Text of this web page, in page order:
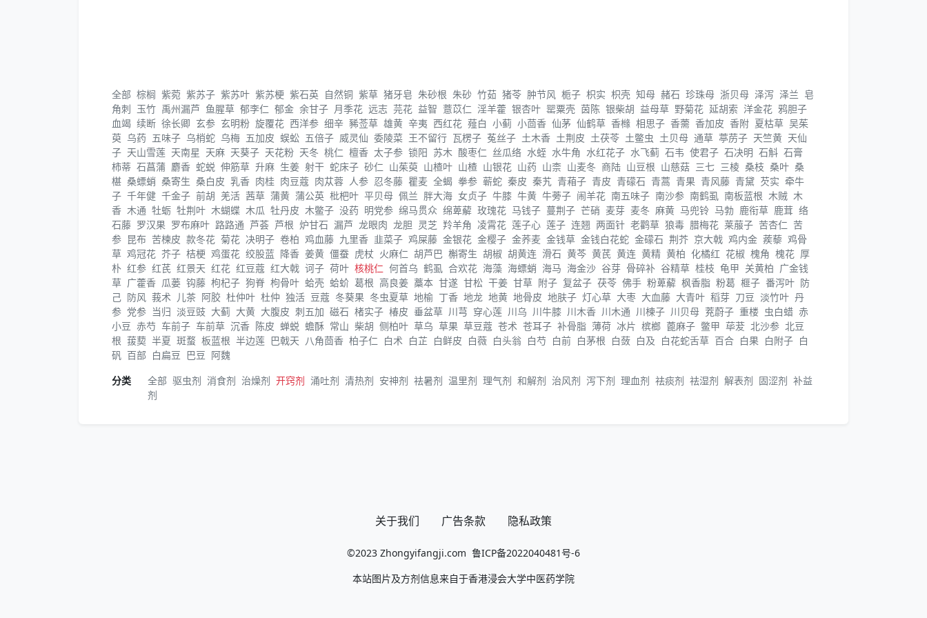
全部 棕榈 紫菀 紫苏子 紫苏叶 紫苏梗 紫石英 自然铜 紫草 猪牙皂 朱砂根 朱砂 竹茹 猪苓 肿节风 栀子 枳实 枳壳 知母 赭石 珍珠母 浙贝母 泽泻 泽兰 皂
角刺 玉竹 禹州漏芦 鱼腥草 郁李仁 郁金 余甘子 月季花 远志 芫花 益智 薏苡仁 淫羊藿 银杏叶 罂粟壳 茵陈 银柴胡 益母草 野菊花 延胡索 洋金花 鸦胆子
血竭 续断 徐长卿 玄参 玄明粉 旋覆花 西洋参 细辛 豨莶草 雄黄 辛夷 西红花 薤白 小蓟 小茴香 仙茅 仙鹤草 香橼 相思子 香薷 香加皮 香附 夏枯草 吴茱
萸 乌药 五味子 乌梢蛇 乌梅 五加皮 蜈蚣 五倍子 威灵仙 委陵菜 王不留行 瓦楞子 菟丝子 土木香 土荆皮 土茯苓 土鳖虫 土贝母 通草 葶苈子 天竺黄 天仙
子 天山雪莲 天南星 天麻 天葵子 天花粉 天冬 桃仁 檀香 太子参 锁阳 苏木 酸枣仁 丝瓜络 水蛭 水牛角 水红花子 水飞蓟 石韦 使君子 石决明 石斛 石膏
柿蒂 石菖蒲 麝香 蛇蜕 伸筋草 升麻 生姜 射干 蛇床子 砂仁 山茱萸 山楂叶 山楂 山银花 山药 山柰 山麦冬 商陆 山豆根 山慈菇 三七 三棱 桑枝 桑叶 桑
椹 桑螵蛸 桑寄生 桑白皮 乳香 肉桂 肉豆蔻 肉苁蓉 人参 忍冬藤 瞿麦 全蝎 拳参 蕲蛇 秦皮 秦艽 青葙子 青皮 青礞石 青蒿 青果 青风藤 青黛 芡实 牵牛
子 千年健 千金子 前胡 羌活 茜草 蒲黄 蒲公英 枇杷叶 平贝母 佩兰 胖大海 女贞子 牛膝 牛黄 牛蒡子 闹羊花 南五味子 南沙参 南鹤虱 南板蓝根 木贼 木
香 木通 牡蛎 牡荆叶 木蝴蝶 木瓜 牡丹皮 木鳖子 没药 明党参 绵马贯众 绵萆薢 玫瑰花 马钱子 蔓荆子 芒硝 麦芽 麦冬 麻黄 马兜铃 马勃 鹿衔草 鹿茸 络
石藤 罗汉果 罗布麻叶 路路通 芦荟 芦根 炉甘石 漏芦 龙眼肉 龙胆 灵芝 羚羊角 凌霄花 莲子心 莲子 连翘 两面针 老鹳草 狼毒 腊梅花 莱菔子 苦杏仁 苦
参 昆布 苦楝皮 款冬花 菊花 决明子 卷柏 鸡血藤 九里香 韭菜子 鸡屎藤 金银花 金樱子 金荞麦 金钱草 金钱白花蛇 金礞石 荆芥 京大戟 鸡内金 蒺藜 鸡骨
草 鸡冠花 芥子 桔梗 鸡蛋花 绞股蓝 降香 姜黄 僵蚕 虎杖 火麻仁 胡芦巴 槲寄生 胡椒 胡黄连 滑石 黄芩 黄芪 黄连 黄精 黄柏 化橘红 花椒 槐角 槐花 厚
朴 红参 红芪 红景天 红花 红豆蔻 红大戟 诃子 荷叶 核桃仁 何首乌 鹤虱 合欢花 海藻 海螵蛸 海马 海金沙 谷芽 骨碎补 谷精草 桂枝 龟甲 关黄柏 广金钱
草 广藿香 瓜蒌 钩藤 枸杞子 狗脊 枸骨叶 蛤壳 蛤蚧 葛根 高良姜 藁本 甘遂 甘松 干姜 甘草 附子 复盆子 茯苓 佛手 粉萆薢 枫香脂 粉葛 榧子 番泻叶 防
己 防风 莪术 儿茶 阿胶 杜仲叶 杜仲 独活 豆蔻 冬葵果 冬虫夏草 地榆 丁香 地龙 地黄 地骨皮 地肤子 灯心草 大枣 大血藤 大青叶 稻芽 刀豆 淡竹叶 丹
参 党参 当归 淡豆豉 大蓟 大黄 大腹皮 刺五加 磁石 楮实子 椿皮 垂盆草 川芎 穿心莲 川乌 川牛膝 川木香 川木通 川楝子 川贝母 茺蔚子 重楼 虫白蜡 赤
小豆 赤芍 车前子 车前草 沉香 陈皮 蝉蜕 蟾酥 常山 柴胡 侧柏叶 草乌 草果 草豆蔻 苍术 苍耳子 补骨脂 薄荷 冰片 槟榔 蓖麻子 鳖甲 荜茇 北沙参 北豆
根 菝葜 半夏 斑蝥 板蓝根 半边莲 巴戟天 八角茴香 柏子仁 白术 白芷 白鲜皮 白薇 白头翁 白芍 白前 白茅根 白蔹 白及 白花蛇舌草 百合 白果 白附子 白
矾 百部 白扁豆 巴豆 阿魏
分类
全部 驱虫剂 消食剂 治燥剂 开窍剂 涌吐剂 清热剂 安神剂 祛暑剂 温里剂 理气剂 和解剂 治风剂 泻下剂 理血剂 祛痰剂 祛湿剂 解表剂 固涩剂 补益
剂
关于我们 广告条款 隐私政策
©2023 Zhongyifangji.com 鲁ICP备2022040481号-6
本站图片及方剂信息来自于香港浸会大学中医药学院